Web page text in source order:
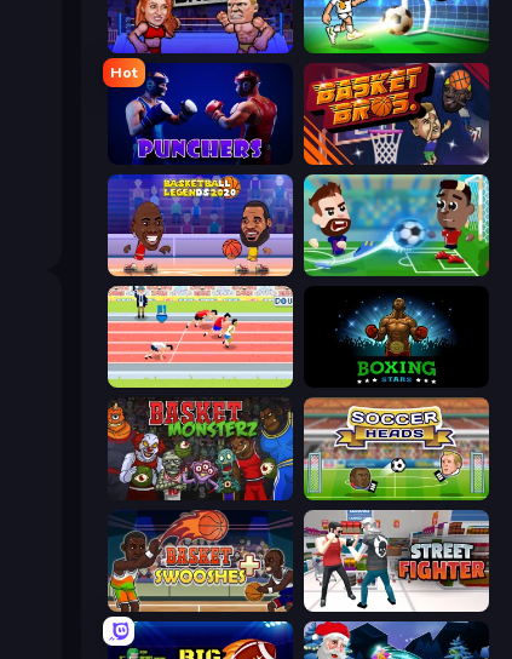
Wrestle Bros Soccer Bros
Hot
Punchers BasketBros
Basketball Legends 2020 Soccer Masters: Euro 2020
Sports Hero Boxing Stars
Basket Monsterz Soccer Heads
Basket Swooshes Plus Street Fighter Simulator